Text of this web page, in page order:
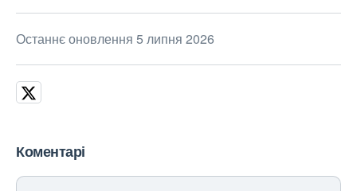
Останнє оновлення 5 липня 2026
Коментарі